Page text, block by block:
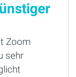
Zoom
sehr